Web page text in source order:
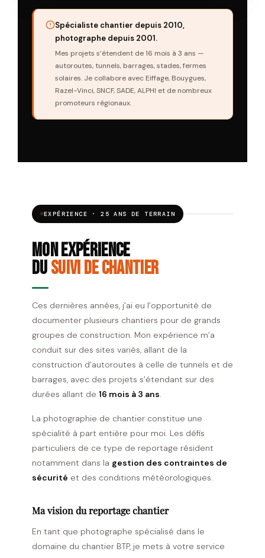
Spécialiste chantier depuis 2010,
photographe depuis 2001.
Mes projets s’étendent de 16 mois à 3 ans —
autoroutes, tunnels, barrages, stades, fermes
solaires. Je collabore avec Eiffage, Bouygues,
Razel-Vinci, SNCF, SADE, ALPHI et de nombreux
promoteurs régionaux.
EXPÉRIENCE · 25 ANS DE TERRAIN
Mon expérience
dusuivi de chantier
Ces dernières années, j’ai eu l’opportunité de
documenter plusieurs chantiers pour de grands
groupes de construction. Mon expérience m’a
conduit sur des sites variés, allant de la
construction d’autoroutes à celle de tunnels et de
barrages, avec des projets s’étendant sur des
durées allant de 16 mois à 3 ans.
La photographie de chantier constitue une
spécialité à part entière pour moi. Les défis
particuliers de ce type de reportage résident
notamment dans la gestion des contraintes de
sécurité et des conditions météorologiques.
Ma vision du reportage chantier
En tant que photographe spécialisé dans le
domaine du chantier BTP, je mets à votre service